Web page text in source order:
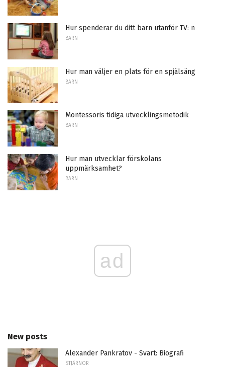
Hur spenderar du ditt barn utanför TV: n
BARN
Hur man väljer en plats för en spjälsäng
BARN
Montessoris tidiga utvecklingsmetodik
BARN
Hur man utvecklar förskolans
uppmärksamhet?
BARN
ad
New posts
Alexander Pankratov - Svart: Biografi
STJÄRNOR